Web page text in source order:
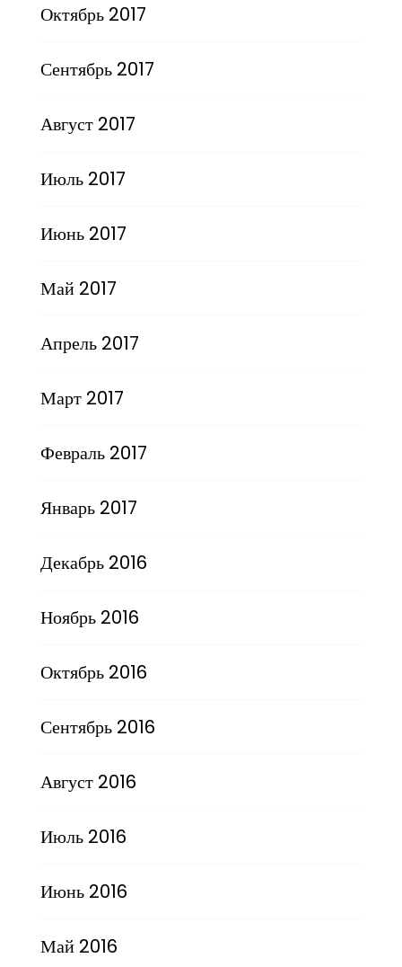
Октябрь 2017
Сентябрь 2017
Август 2017
Июль 2017
Июнь 2017
Май 2017
Апрель 2017
Март 2017
Февраль 2017
Январь 2017
Декабрь 2016
Ноябрь 2016
Октябрь 2016
Сентябрь 2016
Август 2016
Июль 2016
Июнь 2016
Май 2016